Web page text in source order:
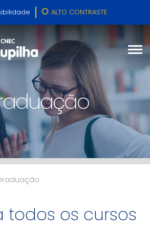
ALTO CONTRASTE
todos os cursos